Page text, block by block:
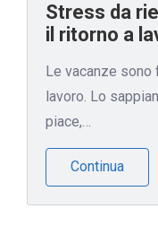
Stress da
il ritorno a
Le vacanze sono
lavoro. Lo
piace,…
Continua